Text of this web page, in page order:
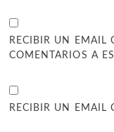
RECIBIR UN EMAIL
COMENTARIOS A
RECIBIR UN EMAIL